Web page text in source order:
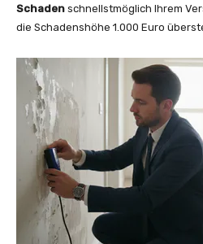
Schaden schnellstmöglich Ihrem
die Schadenshöhe 1.000 Euro